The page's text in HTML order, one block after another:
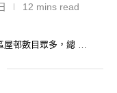
12 mins read
屋邨數目眾多，總 …